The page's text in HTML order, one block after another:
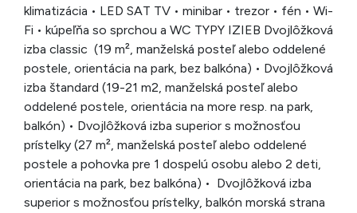
klimatizácia • LED SAT TV • minibar • trezor • fén • Wi-
Fi • kúpeľňa so sprchou a WC TYPY IZIEB Dvojlôžková
izba classic (19 m², manželská posteľ alebo oddelené
postele, orientácia na park, bez balkóna) • Dvojlôžková
izba štandard (19-21 m2, manželská posteľ alebo
oddelené postele, orientácia na more resp. na park,
balkón) • Dvojlôžková izba superior s možnosťou
prístelky (27 m², manželská posteľ alebo oddelené
postele a pohovka pre 1 dospelú osobu alebo 2 deti,
orientácia na park, bez balkóna) • Dvojlôžková izba
superior s možnosťou prístelky, balkón morská strana